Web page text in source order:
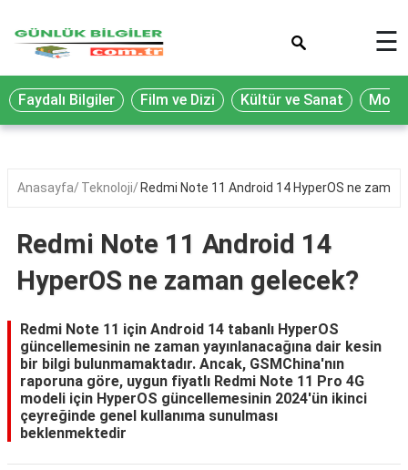
Eğitim
Ekonomi
Seyahat
Oyun
Yaşam
Hukuk
Blog
☰
Faydalı Bilgiler Film ve Dizi Kültür ve Sanat
Anasayfa Teknoloji Redmi Note 11 Android 14 HyperOS ne
Redmi Note 11 Android 14
HyperOS ne zaman gelecek?
Redmi Note 11 için Android 14 tabanlı HyperOS
güncellemesinin ne zaman yayınlanacağına dair kesin
bir bilgi bulunmamaktadır. Ancak, GSMChina'nın
raporuna göre, uygun fiyatlı Redmi Note 11 Pro 4G
modeli için HyperOS güncellemesinin 2024'ün ikinci
çeyreğinde genel kullanıma sunulması
beklenmektedir